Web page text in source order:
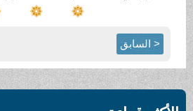
< السابق